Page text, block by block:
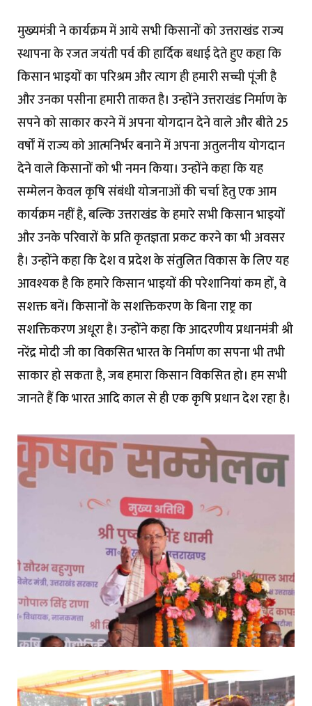
मुख्यमंत्री ने कार्यक्रम में आये सभी किसानों को उत्तराखंड राज्य
स्थापना के रजत जयंती पर्व की हार्दिक बधाई देते हुए कहा कि
किसान भाइयों का परिश्रम और त्याग ही हमारी सच्ची पूंजी है
और उनका पसीना हमारी ताकत है। उन्होंने उत्तराखंड निर्माण के
सपने को साकार करने में अपना योगदान देने वाले और बीते 25
वर्षों में राज्य को आत्मनिर्भर बनाने में अपना अतुलनीय योगदान
देने वाले किसानों को भी नमन किया। उन्होंने कहा कि यह
सम्मेलन केवल कृषि संबंधी योजनाओं की चर्चा हेतु एक आम
कार्यक्रम नहीं है, बल्कि उत्तराखंड के हमारे सभी किसान भाइयों
और उनके परिवारों के प्रति कृतज्ञता प्रकट करने का भी अवसर
है। उन्होंने कहा कि देश व प्रदेश के संतुलित विकास के लिए यह
आवश्यक है कि हमारे किसान भाइयों की परेशानियां कम हों, वे
सशक्त बनें। किसानों के सशक्तिकरण के बिना राष्ट्र का
सशक्तिकरण अधूरा है। उन्होंने कहा कि आदरणीय प्रधानमंत्री श्री
नरेंद्र मोदी जी का विकसित भारत के निर्माण का सपना भी तभी
साकार हो सकता है, जब हमारा किसान विकसित हो। हम सभी
जानते हैं कि भारत आदि काल से ही एक कृषि प्रधान देश रहा है।